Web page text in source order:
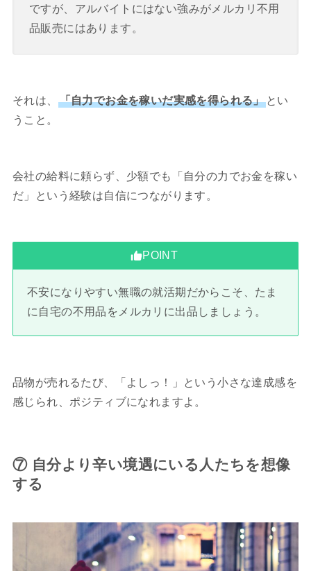
ですが、アルバイトにはない強みがメルカリ不用
品販売にはあります。
それは、 「自力でお金を稼いだ実感を得られる」とい
うこと。
会社の給料に頼らず、少額でも「自分の力でお金を稼い
だ」という経験は自信につながります。
POINT
不安になりやすい無職の就活期だからこそ、たま
に自宅の不用品をメルカリに出品しましょう。
品物が売れるたび、「よしっ！」という小さな達成感を
感じられ、ポジティブになれますよ。
⑦ 自分より辛い境遇にいる人たちを想像
する